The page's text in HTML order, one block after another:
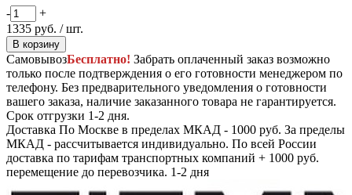
-
+
1335 руб. / шт.
В корзину
СамовывозБесплатно! Забрать оплаченный заказ возможно
только после подтверждения о его готовности менеджером по
телефону. Без предварительного уведомления о готовности
вашего заказа, наличие заказанного товара не гарантируется.
Срок отгрузки 1-2 дня.
Доставка По Москве в пределах МКАД - 1000 руб. За пределы
МКАД - рассчитывается индивидуально. По всей России
доставка по тарифам транспортных компаний + 1000 руб.
перемещение до перевозчика. 1-2 дня